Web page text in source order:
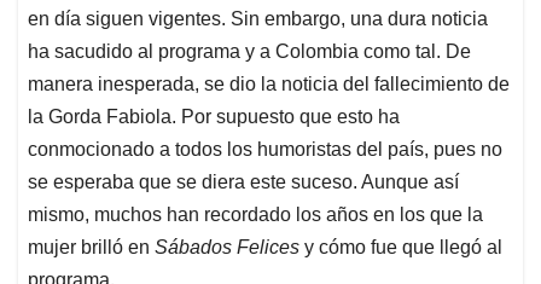
p
k
n
en día siguen vigentes. Sin embargo, una dura noticia
ha sacudido al programa y a Colombia como tal. De
manera inesperada, se dio la noticia del fallecimiento de
la Gorda Fabiola. Por supuesto que esto ha
conmocionado a todos los humoristas del país, pues no
se esperaba que se diera este suceso. Aunque así
mismo, muchos han recordado los años en los que la
mujer brilló en Sábados Felices y cómo fue que llegó al